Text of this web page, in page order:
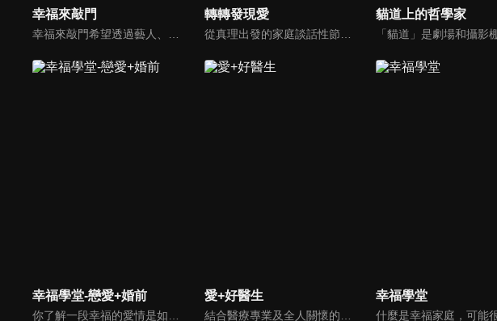
幸福來敲門 轉轉發現愛 貓道上的哲學家
幸福學堂-戀愛+婚前 愛+好醫生 幸福學堂